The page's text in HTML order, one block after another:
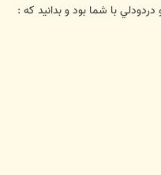
با شما بود و بدانيد كه :